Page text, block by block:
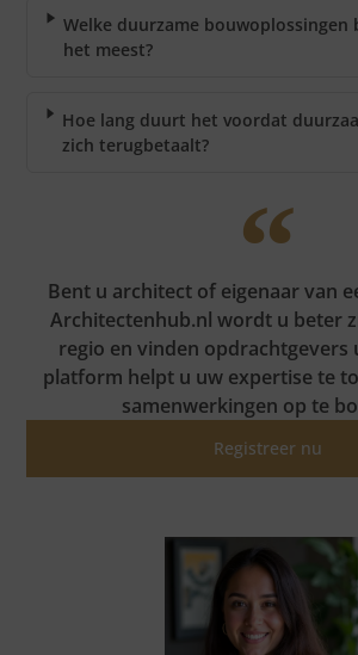
Welke duurzame bouwoplossingen
het meest?
Hoe lang duurt het voordat
zich terugbetaalt?
Bent u architect of eigenaar van
Architectenhub.nl wordt u beter
regio en vinden opdrachtgevers
platform helpt u uw expertise te
samenwerkingen op te
Registreer nu